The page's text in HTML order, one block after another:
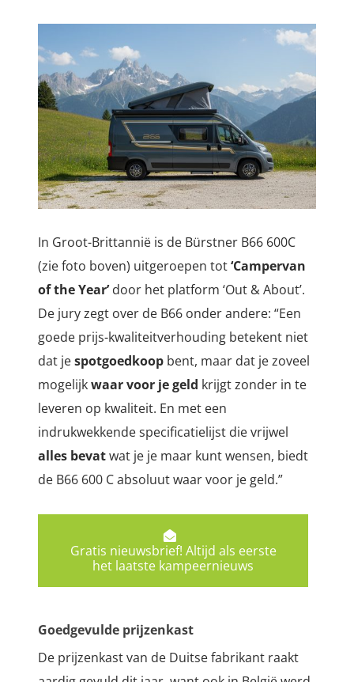
In Groot-Brittannië is de Bürstner B66 600C
(zie foto boven) uitgeroepen tot‘Campervan
of the Year’door het platform ‘Out & About’.
De jury zegt over de B66 onder andere: “Een
goede prijs-kwaliteitverhouding betekent niet
dat jespotgoedkoop bent, maar dat je zoveel
mogelijkwaar voor je geld krijgt zonder in te
leveren op kwaliteit. En met een
indrukwekkende specificatielijst die vrijwel
alles bevatwat je je maar kunt wensen, biedt
de B66 600 C absoluut waar voor je geld.”
Gratis nieuwsbrief! Altijd als eerste
het laatste kampeernieuws
Goedgevulde prijzenkast
De prijzenkast van de Duitse fabrikant raakt